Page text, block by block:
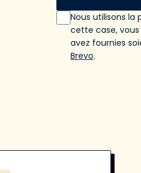
Nous utilisons
cette case,
avez fournies
Brevo.